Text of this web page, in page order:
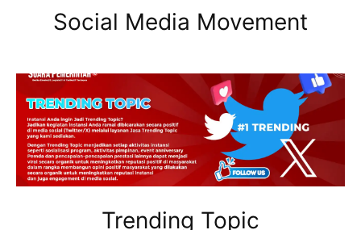
Social Media Movement
Trending Topic